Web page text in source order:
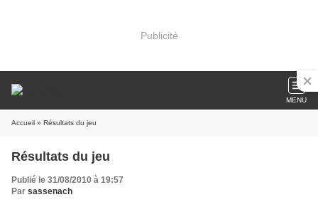
Publicité
MENU
Accueil » Résultats du jeu
Résultats du jeu
Publié le 31/08/2010 à 19:57
Par sassenach